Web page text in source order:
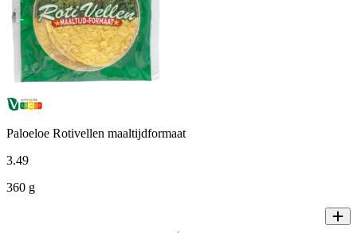
Paloeloe Rotivellen maaltijdformaat
3.49
360 g